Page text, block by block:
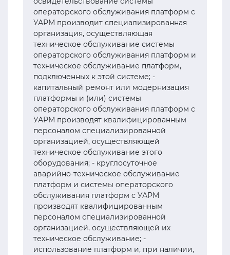
операторского обслуживания платформ с
УАРМ производит специализированная
организация, осуществляющая
техническое обслуживание системы
операторского обслуживания платформ и
техническое обслуживание платформ,
подключенных к этой системе; -
капитальный ремонт или модернизация
платформы и (или) системы
операторского обслуживания платформ с
УАРМ производят квалифицированным
персоналом специализированной
организацией, осуществляющей
техническое обслуживание этого
оборудования; - круглосуточное
аварийно-техническое обслуживание
платформ и системы операторского
обслуживания платформ с УАРМ
производят квалифицированным
персоналом специализированной
организацией, осуществляющей их
техническое обслуживание; -
использование платформ и, при наличии,